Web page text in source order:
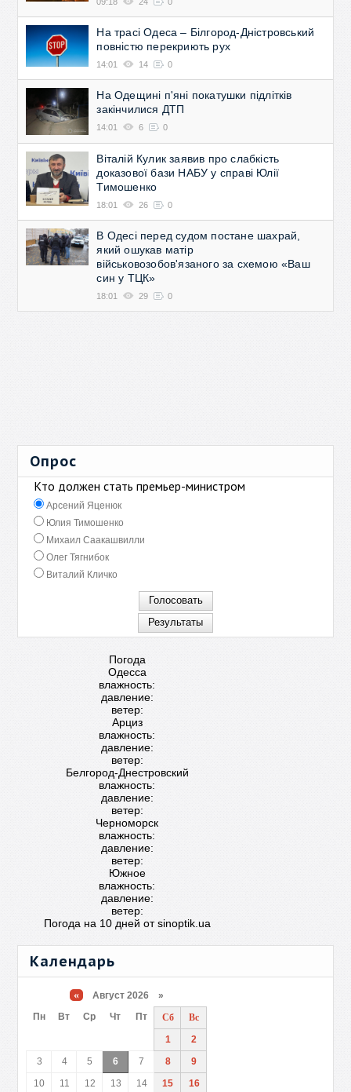
На трасі Одеса – Білгород-Дністровський
повністю перекриють рух
14:01 14 0
На Одещині п'яні покатушки підлітків
закінчилися ДТП
14:01 6 0
Віталій Кулик заявив про слабкість
доказової бази НАБУ у справі Юлії
Тимошенко
18:01 26 0
В Одесі перед судом постане шахрай,
який ошукав матір
військовозобов'язаного за схемою «Ваш
син у ТЦК»
18:01 29 0
Опрос
Кто должен стать премьер-министром
Арсений Яценюк
Юлия Тимошенко
Михаил Саакашвилли
Олег Тягнибок
Виталий Кличко
Погода
Одесса
влажность:
давление:
ветер:
Арциз
влажность:
давление:
ветер:
Белгород-Днестровский
влажность:
давление:
ветер:
Черноморск
влажность:
давление:
ветер:
Южное
влажность:
давление:
ветер:
Погода на 10 дней отsinoptik.ua
Календарь
« Август 2026 »
Пн
Вт Ср Чт Пт Сб
Вс
1
2
3
4 5 6 7 8
9
10
11 12 13 14 15
16